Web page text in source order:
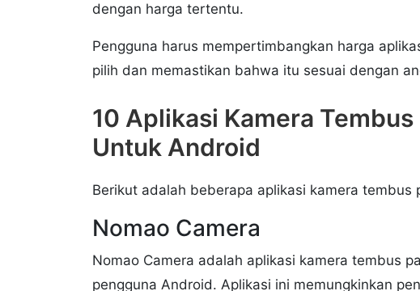
dengan harga tertentu.
Pengguna harus mempertimbangkan harga
pilih dan memastikan bahwa itu sesuai dengan
10 Aplikasi Kamera
Untuk Android
Berikut adalah beberapa aplikasi kamera
Nomao Camera
Nomao Camera adalah aplikasi kamera tembus
pengguna Android. Aplikasi ini memungkinkan